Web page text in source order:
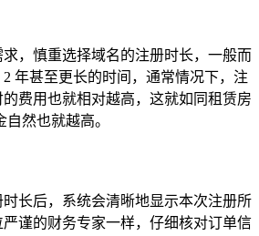
，慎重选择域名的注册时长，一般而
年甚至更长的时间，通常情况下，注
费用也就相对越高，这就如同租赁房
然也就越高。
长后，系统会清晰地显示本次注册所
谨的财务专家一样，仔细核对订单信